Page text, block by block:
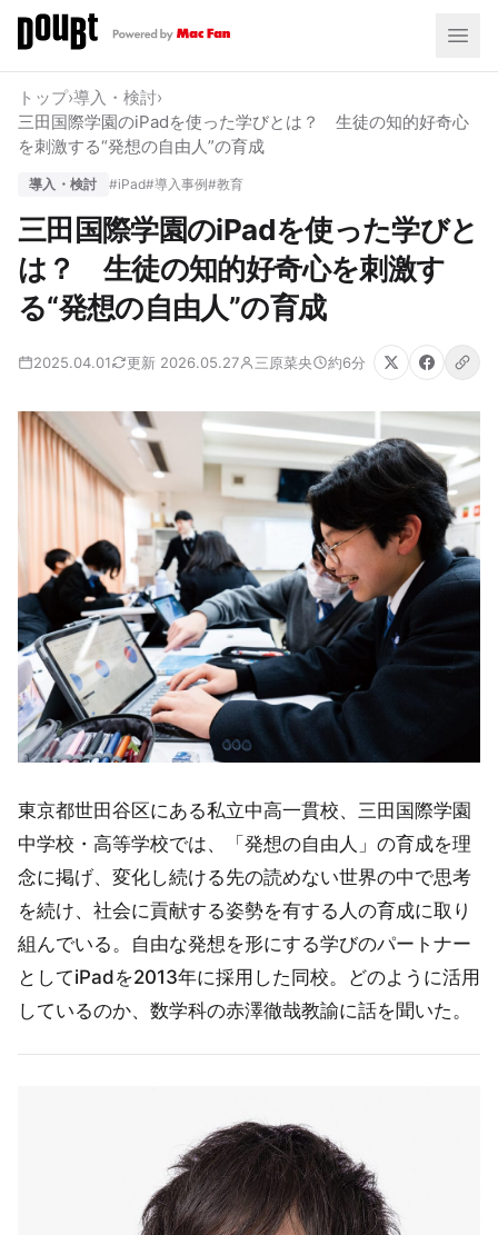
トップ›導入・検討›
三田国際学園のiPadを使った学びとは？ 生徒の知的好奇心
を刺激する“発想の自由人”の育成
導入・検討 #iPad#導入事例#教育
三田国際学園のiPadを使った学びと
は？ 生徒の知的好奇心を刺激す
る“発想の自由人”の育成
2025.04.01 更新 2026.05.27 三原菜央 約6分
東京都世田谷区にある私立中高一貫校、三田国際学園
中学校・高等学校では、「発想の自由人」の育成を理
念に掲げ、変化し続ける先の読めない世界の中で思考
を続け、社会に貢献する姿勢を有する人の育成に取り
組んでいる。自由な発想を形にする学びのパートナー
としてiPadを2013年に採用した同校。どのように活用
しているのか、数学科の赤澤徹哉教諭に話を聞いた。